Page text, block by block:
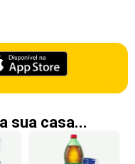
sua casa...